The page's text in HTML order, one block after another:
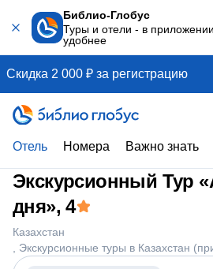
Библио-Глобус
Туры и отели - в приложении
удобнее
Скидка 2 000 ₽ за регистрацию
Отель Номера Важно знать
Экскурсионный Тур
дня», 4
Казахстан
Экскурсионные туры в Казахстан